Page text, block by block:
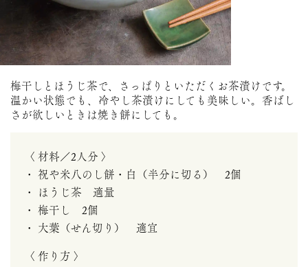
梅干しとほうじ茶で、さっぱりといただくお茶漬けです。
温かい状態でも、冷やし茶漬けにしても美味しい。香ばし
さが欲しいときは焼き餅にしても。
〈 材料／2人分 〉
祝や米八のし餅・白（半分に切る） 2個
ほうじ茶 適量
梅干し 2個
大葉（せん切り） 適宜
〈 作り方 〉